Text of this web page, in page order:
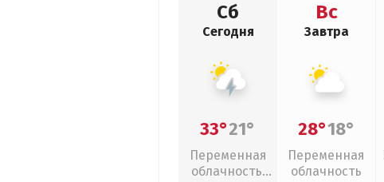
Сб
Сегодня
33°21°
Переменная
облачность,
Вс
Завтра
28°18°
Переменная
облачность